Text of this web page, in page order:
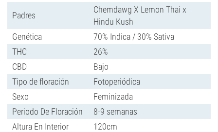
Padres
Chemdawg X Lemon Thai x
Hindu Kush
Genética
70% Indica / 30% Sativa
THC
26%
CBD
Bajo
Tipo de floración
Fotoperiódica
Sexo
Feminizada
Periodo De Floración
8-9 semanas
Altura En Interior
120cm